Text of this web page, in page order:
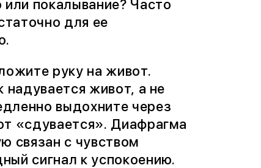
покалывание? Часто
для ее
руку на живот.
надувается живот, а не
выдохните через
«сдувается». Диафрагма
связан с чувством
сигнал к успокоению.